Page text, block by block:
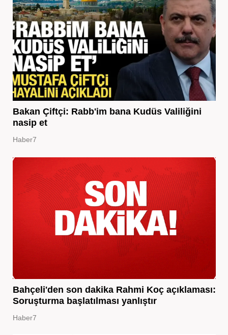
Bakan Çiftçi: Rabb'im bana Kudüs Valiliğini
nasip et
Haber7
Bahçeli'den son dakika Rahmi Koç açıklaması:
Soruşturma başlatılması yanlıştır
Haber7